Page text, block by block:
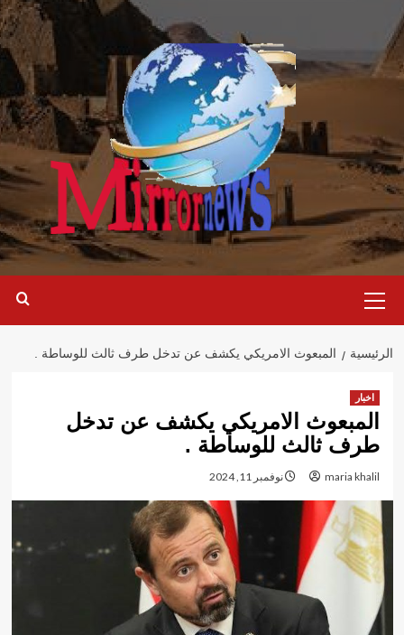
تخطي
إلى
المحتوى
الرئيسية
الرئيسية المبعوث الامريكي يكشف عن تدخل طرف ثالث للوساطة .
اخبار
المبعوث الامريكي يكشف عن تدخل
طرف ثالث للوساطة .
maria khalil نوفمبر 11, 2024